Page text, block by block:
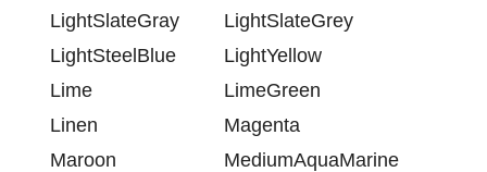
LightSlateGray
LightSlateGrey
LightSteelBlue
LightYellow
Lime
LimeGreen
Linen
Magenta
Maroon
MediumAquaMarine